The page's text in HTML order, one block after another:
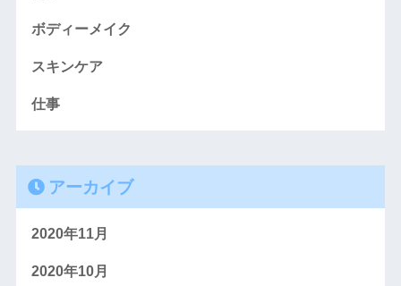
ボディーメイク
スキンケア
仕事
アーカイブ
2020年11月
2020年10月